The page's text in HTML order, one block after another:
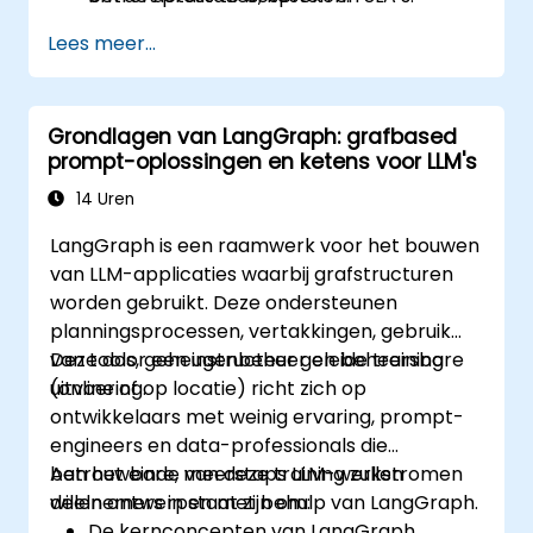
Lees meer...
Grondlagen van LangGraph: grafbased
prompt-oplossingen en ketens voor LLM's
14 Uren
LangGraph is een raamwerk voor het bouwen
van LLM-applicaties waarbij grafstructuren
worden gebruikt. Deze ondersteunen
planningsprocessen, vertakkingen, gebruik
van tools, geheugenbeheer en beheersbare
uitvoering.
Deze door een instructeur geleide training
(online of op locatie) richt zich op
ontwikkelaars met weinig ervaring, prompt-
engineers en data-professionals die
betrouwbare, meerstaps LLM-werkstromen
willen ontwerpen met behulp van LangGraph.
Aan het einde van deze training zullen
deelnemers in staat zijn om: